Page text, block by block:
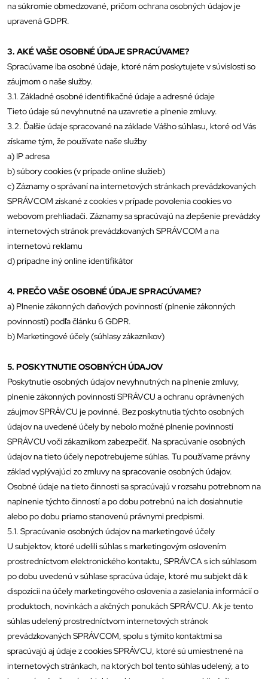
na súkromie obmedzované, pričom ochrana osobných údajov je
upravená GDPR.
3. AKÉ VAŠE OSOBNÉ ÚDAJE SPRACÚVAME?
Spracúvame iba osobné údaje, ktoré nám poskytujete v súvislosti so
záujmom o naše služby.
3.1. Základné osobné identifikačné údaje a adresné údaje
Tieto údaje sú nevyhnutné na uzavretie a plnenie zmluvy.
3.2. Ďalšie údaje spracované na základe Vášho súhlasu, ktoré od Vás
získame tým, že používate naše služby
a) IP adresa
b) súbory cookies (v prípade online služieb)
c) Záznamy o správaní na internetových stránkach prevádzkovaných
SPRÁVCOM získané z cookies v prípade povolenia cookies vo
webovom prehliadači. Záznamy sa spracúvajú na zlepšenie prevádzky
internetových stránok prevádzkovaných SPRÁVCOM a na
internetovú reklamu
d) prípadne iný online identifikátor
4. PREČO VAŠE OSOBNÉ ÚDAJE SPRACÚVAME?
a) Plnenie zákonných daňových povinností (plnenie zákonných
povinností) podľa článku 6 GDPR.
b) Marketingové účely (súhlasy zákazníkov)
5. POSKYTNUTIE OSOBNÝCH ÚDAJOV
Poskytnutie osobných údajov nevyhnutných na plnenie zmluvy,
plnenie zákonných povinností SPRÁVCU a ochranu oprávnených
záujmov SPRÁVCU je povinné. Bez poskytnutia týchto osobných
údajov na uvedené účely by nebolo možné plnenie povinností
SPRÁVCU voči zákazníkom zabezpečiť. Na spracúvanie osobných
údajov na tieto účely nepotrebujeme súhlas. Tu používame právny
základ vyplývajúci zo zmluvy na spracovanie osobných údajov.
Osobné údaje na tieto činnosti sa spracúvajú v rozsahu potrebnom na
naplnenie týchto činností a po dobu potrebnú na ich dosiahnutie
alebo po dobu priamo stanovenú právnymi predpismi.
5.1. Spracúvanie osobných údajov na marketingové účely
U subjektov, ktoré udelili súhlas s marketingovým oslovením
prostredníctvom elektronického kontaktu, SPRÁVCA s ich súhlasom
po dobu uvedenú v súhlase spracúva údaje, ktoré mu subjekt dá k
dispozícii na účely marketingového oslovenia a zasielania informácií o
produktoch, novinkách a akčných ponukách SPRÁVCU. Ak je tento
súhlas udelený prostredníctvom internetových stránok
prevádzkovaných SPRÁVCOM, spolu s týmito kontaktmi sa
spracúvajú aj údaje z cookies SPRÁVCU, ktoré sú umiestnené na
internetových stránkach, na ktorých bol tento súhlas udelený, a to